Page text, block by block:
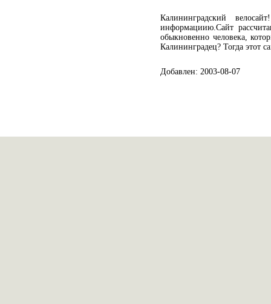
Калининградский
информациию.Сайт
обыкновенно человека,
Калининградец? Тогда этот
Добавлен: 2003-08-07